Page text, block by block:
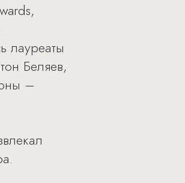
лауреаты
Беляев,
–